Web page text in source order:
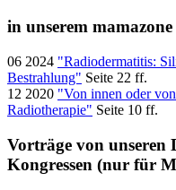
in unserem
06 2024 "Radiodermatitis:
Bestrahlung" Seite 22 ff.
12 2020 "Von innen oder
Radiotherapie" Seite 10 ff.
Vorträge von unseren
Kongressen (nur für